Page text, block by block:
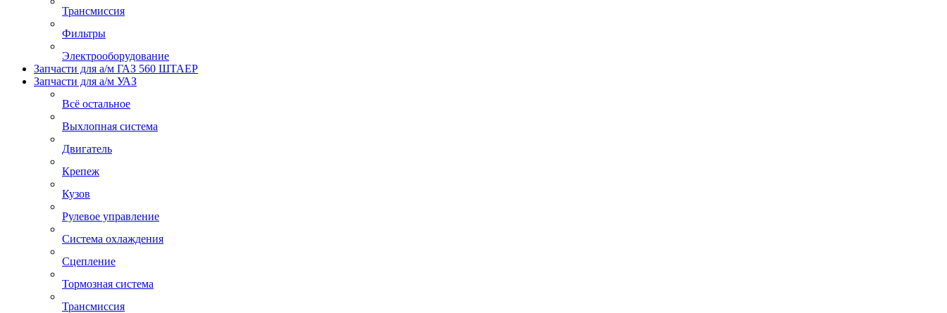
Трансмиссия
Фильтры
Электрооборудование
Запчасти для а/м ГАЗ 560 ШТАЕР
Запчасти для а/м УАЗ
Всё остальное
Выхлопная система
Двигатель
Крепеж
Кузов
Рулевое управление
Система охлаждения
Сцепление
Тормозная система
Трансмиссия